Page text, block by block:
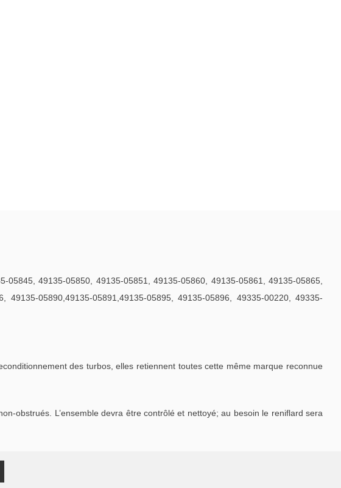
49135-05850, 49135-05851, 49135-05860, 49135-05861, 49135-05865,
05890,49135-05891,49135-05895, 49135-05896, 49335-00220, 49335-
des turbos, elles retiennent toutes cette même marque reconnue
obstrués. L’ensemble devra être contrôlé et nettoyé; au besoin le reniflard sera